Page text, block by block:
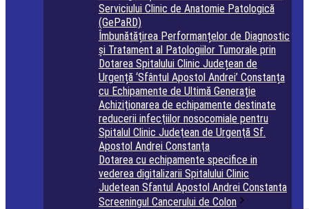
Serviciului Clinic de Anatomie Patologică
(GePaRD)
Îmbunătățirea Performanțelor de Diagnostic
și Tratament al Patologiilor Tumorale prin
Dotarea Spitalului Clinic Județean de
Urgență ‘Sfântul Apostol Andrei’ Constanța
cu Echipamente de Ultimă Generație
Achiziţionarea de echipamente destinate
reducerii infecţiilor nosocomiale pentru
Spitalul Clinic Judeţean de Urgenţă Sf.
Apostol Andrei Constanţa
Dotarea cu echipamente specifice in
vederea digitalizarii Spitalului Clinic
Judetean Sfantul Apostol Andrei Constanta
Screeningul Cancerului de Colon